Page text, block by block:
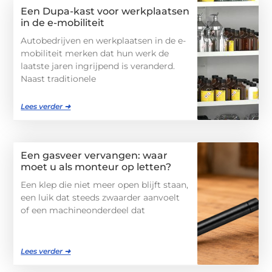
Een Dupa-kast voor werkplaatsen
in de e-mobiliteit
Autobedrijven en werkplaatsen in de e-
mobiliteit merken dat hun werk de
laatste jaren ingrijpend is veranderd.
Naast traditionele
Lees verder ➜
Een gasveer vervangen: waar
moet u als monteur op letten?
Een klep die niet meer open blijft staan,
een luik dat steeds zwaarder aanvoelt
of een machineonderdeel dat
Lees verder ➜